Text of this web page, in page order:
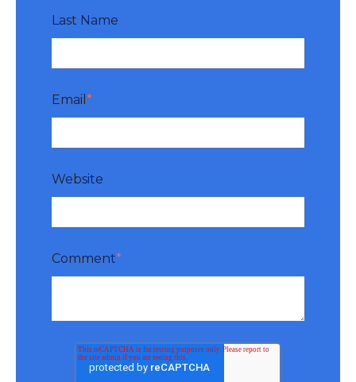
Last Name
Email *
Website
Comment*